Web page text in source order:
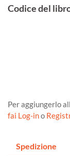
Codice del
Per aggiungerlo
fai Log-ino
Spedizione